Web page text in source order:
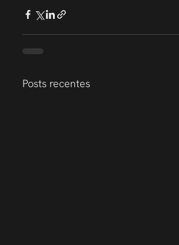
Posts recentes